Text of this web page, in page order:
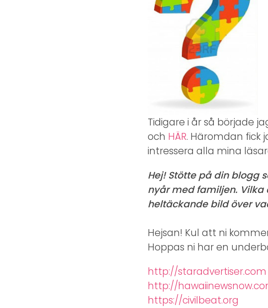
Tidigare i år så började
och HÄR. Häromdan fick
intressera alla mina
Hej! Stötte på din blogg
nyår med familjen.
heltäckande bild över
Hejsan! Kul att ni
Hoppas ni har en
http://staradvertiser.com
http://
https://civilbeat.org